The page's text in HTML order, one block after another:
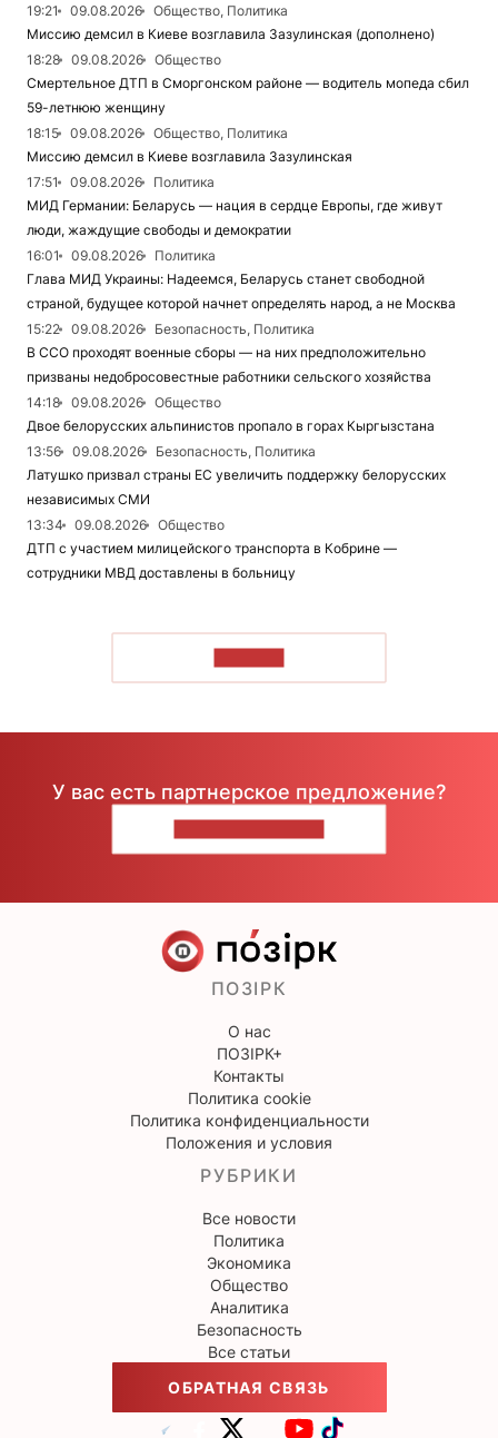
19:21
09.08.2026
Общество, Политика
Миссию демсил в Киеве возглавила Зазулинская (дополнено)
18:28
09.08.2026
Общество
Смертельное ДТП в Сморгонском районе — водитель мопеда сбил
59-летнюю женщину
18:15
09.08.2026
Общество, Политика
Миссию демсил в Киеве возглавила Зазулинская
17:51
09.08.2026
Политика
МИД Германии: Беларусь — нация в сердце Европы, где живут
люди, жаждущие свободы и демократии
16:01
09.08.2026
Политика
Глава МИД Украины: Надеемся, Беларусь станет свободной
страной, будущее которой начнет определять народ, а не Москва
15:22
09.08.2026
Безопасность, Политика
В ССО проходят военные сборы — на них предположительно
призваны недобросовестные работники сельского хозяйства
14:18
09.08.2026
Общество
Двое белорусских альпинистов пропало в горах Кыргызстана
13:56
09.08.2026
Безопасность, Политика
Латушко призвал страны ЕС увеличить поддержку белорусских
независимых СМИ
13:34
09.08.2026
Общество
ДТП с участием милицейского транспорта в Кобрине —
сотрудники МВД доставлены в больницу
У вас есть партнерское предложение?
ПОЗІРК
О нас
ПОЗІРК+
Контакты
Политика cookie
Политика конфиденциальности
Положения и условия
РУБРИКИ
Все новости
Политика
Экономика
Общество
Аналитика
Безопасность
Все статьи
ОБРАТНАЯ СВЯЗЬ